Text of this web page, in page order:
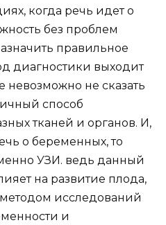
когда речь идет о
без проблем
правильное
диагностики выходит
невозможно не сказать
способ
тканей и органов. И,
о беременных, то
УЗИ. ведь данный
на развитие плода,
исследований
и